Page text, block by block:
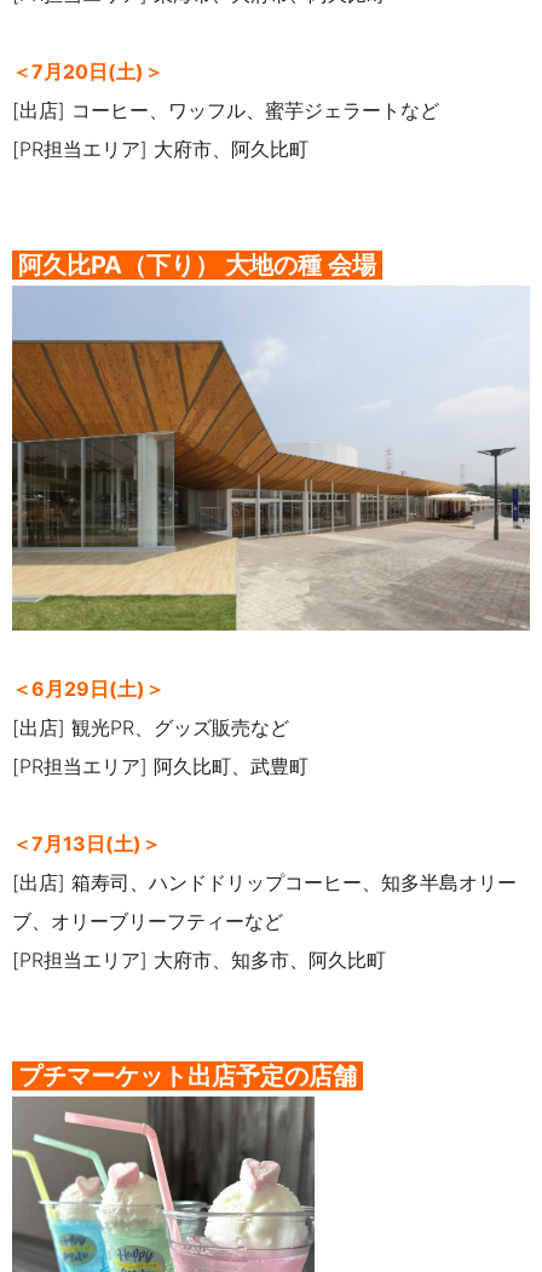
＜7月20日(土)＞
[出店] コーヒー、ワッフル、蜜芋ジェラートなど
[PR担当エリア] 大府市、阿久比町
阿久比PA（下り） 大地の種 会場
＜6月29日(土)＞
[出店] 観光PR、グッズ販売など
[PR担当エリア] 阿久比町、武豊町
＜7月13日(土)＞
[出店] 箱寿司、ハンドドリップコーヒー、知多半島オリー
ブ、オリーブリーフティーなど
[PR担当エリア] 大府市、知多市、阿久比町
プチマーケット出店予定の店舗